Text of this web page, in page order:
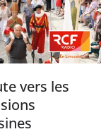
vers les